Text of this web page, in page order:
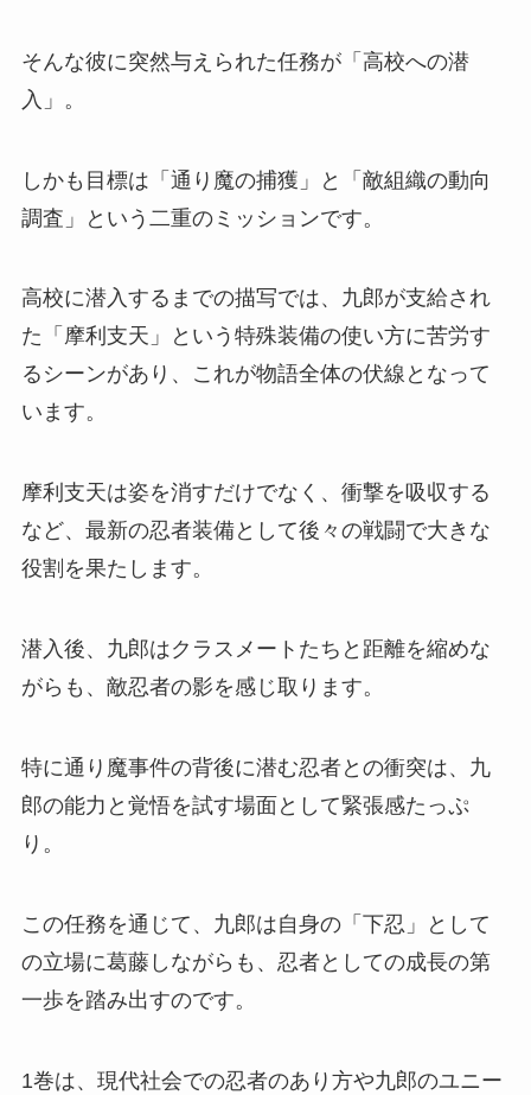
そんな彼に突然与えられた任務が「高校への潜
入」。
しかも目標は「通り魔の捕獲」と「敵組織の動向
調査」という二重のミッションです。
高校に潜入するまでの描写では、九郎が支給され
た「摩利支天」という特殊装備の使い方に苦労す
るシーンがあり、これが物語全体の伏線となって
います。
摩利支天は姿を消すだけでなく、衝撃を吸収する
など、最新の忍者装備として後々の戦闘で大きな
役割を果たします。
潜入後、九郎はクラスメートたちと距離を縮めな
がらも、敵忍者の影を感じ取ります。
特に通り魔事件の背後に潜む忍者との衝突は、九
郎の能力と覚悟を試す場面として緊張感たっぷ
り。
この任務を通じて、九郎は自身の「下忍」として
の立場に葛藤しながらも、忍者としての成長の第
一歩を踏み出すのです。
1巻は、現代社会での忍者のあり方や九郎のユニー